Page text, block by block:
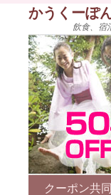
かうくーぽ
飲食、宿
クーポン共同